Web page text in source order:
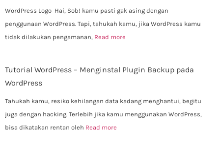
WordPress Logo Hai, Sob! kamu pasti gak asing dengan
penggunaan WordPress. Tapi, tahukah kamu, jika WordPress kamu
tidak dilakukan pengamanan, Read more
Tutorial WordPress – Menginstal Plugin Backup pada
WordPress
Tahukah kamu, resiko kehilangan data kadang menghantui, begitu
juga dengan hacking. Terlebih jika kamu menggunakan WordPress,
bisa dikatakan rentan oleh Read more